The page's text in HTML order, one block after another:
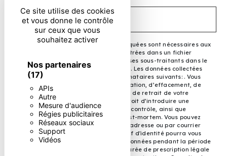
Ce site utilise des cookies
et vous donne le contrôle
sur ceux que vous
souhaitez activer
Nos partenaires
(17)
APIs
Autre
Mesure d'audience
Régies publicitaires
Réseaux sociaux
Support
Vidéos
ENVOYER
** Les données personnelles communiquées sont nécessaires aux
fins de vous contacter et sont enregistrées dans un fichier
informatisé. Elles sont destinées à et ses sous-traitants dans le
seul but de répondre à votre message. Les données collectées
seront communiquées aux seuls destinataires suivants: . Vous
disposez de droits d’accès, de rectification, d’effacement, de
portabilité, de limitation, d’opposition, de retrait de votre
consentement à tout moment et du droit d’introduire une
réclamation auprès d’une autorité de contrôle, ainsi que
d’organiser le sort de vos données post-mortem. Vous pouvez
exercer ces droits par voie postale à l'adresse ou par courrier
électronique à l'adresse . Un justificatif d'identité pourra vous
être demandé. Nous conservons vos données pendant la période
de prise de contact puis pendant la durée de prescription légale